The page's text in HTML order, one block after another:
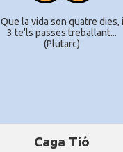
Que la vida son quatre dies, i
3 te'ls passes treballant...
(Plutarc)
Caga Tió